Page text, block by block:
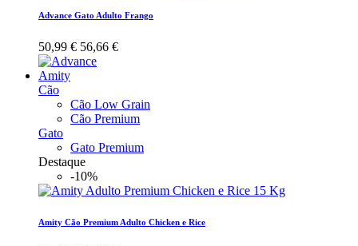
Advance Gato Adulto Frango
50,99 € 56,66 €
Amity
Cão
Cão Low Grain
Cão Premium
Gato
Gato Premium
Destaque
-10%
Amity Cão Premium Adulto Chicken e Rice